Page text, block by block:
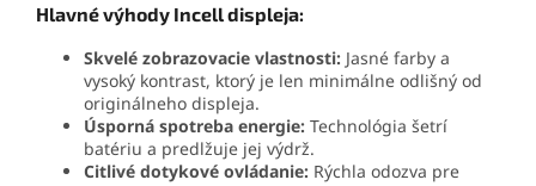
Hlavné výhody Incell displeja:
Skvelé zobrazovacie vlastnosti: Jasné farby a
vysoký kontrast, ktorý je len minimálne odlišný od
originálneho displeja.
Úsporná spotreba energie: Technológia šetrí
batériu a predlžuje jej výdrž.
Citlivé dotykové ovládanie: Rýchla odozva pre